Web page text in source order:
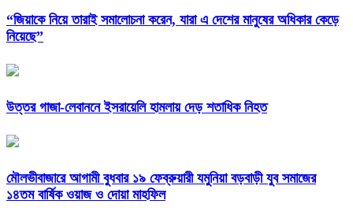
“জিয়াকে নিয়ে তারাই সমালোচনা করেন, যারা এ দেশের মানুষের অধিকার কেড়ে
নিয়েছে”
উত্তর গাজা-লেবাননে ইসরায়েলি হামলায় দেড় শতাধিক নিহত
মৌলভীবাজারে আগামী বুধবার ১৯ ফেব্রুয়ারী যমুনিয়া বড়বাড়ী যুব সমাজের
১৪তম বার্ষিক ওয়াজ ও দোয়া মাহফিল